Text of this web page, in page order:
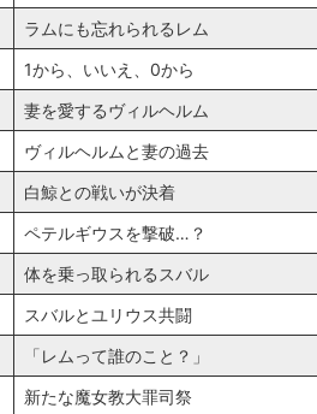
ラムにも忘れられるレム
1から、いいえ、0から
妻を愛するヴィルヘルム
ヴィルヘルムと妻の過去
白鯨との戦いが決着
ペテルギウスを撃破…？
体を乗っ取られるスバル
スバルとユリウス共闘
「レムって誰のこと？」
新たな魔女教大罪司祭